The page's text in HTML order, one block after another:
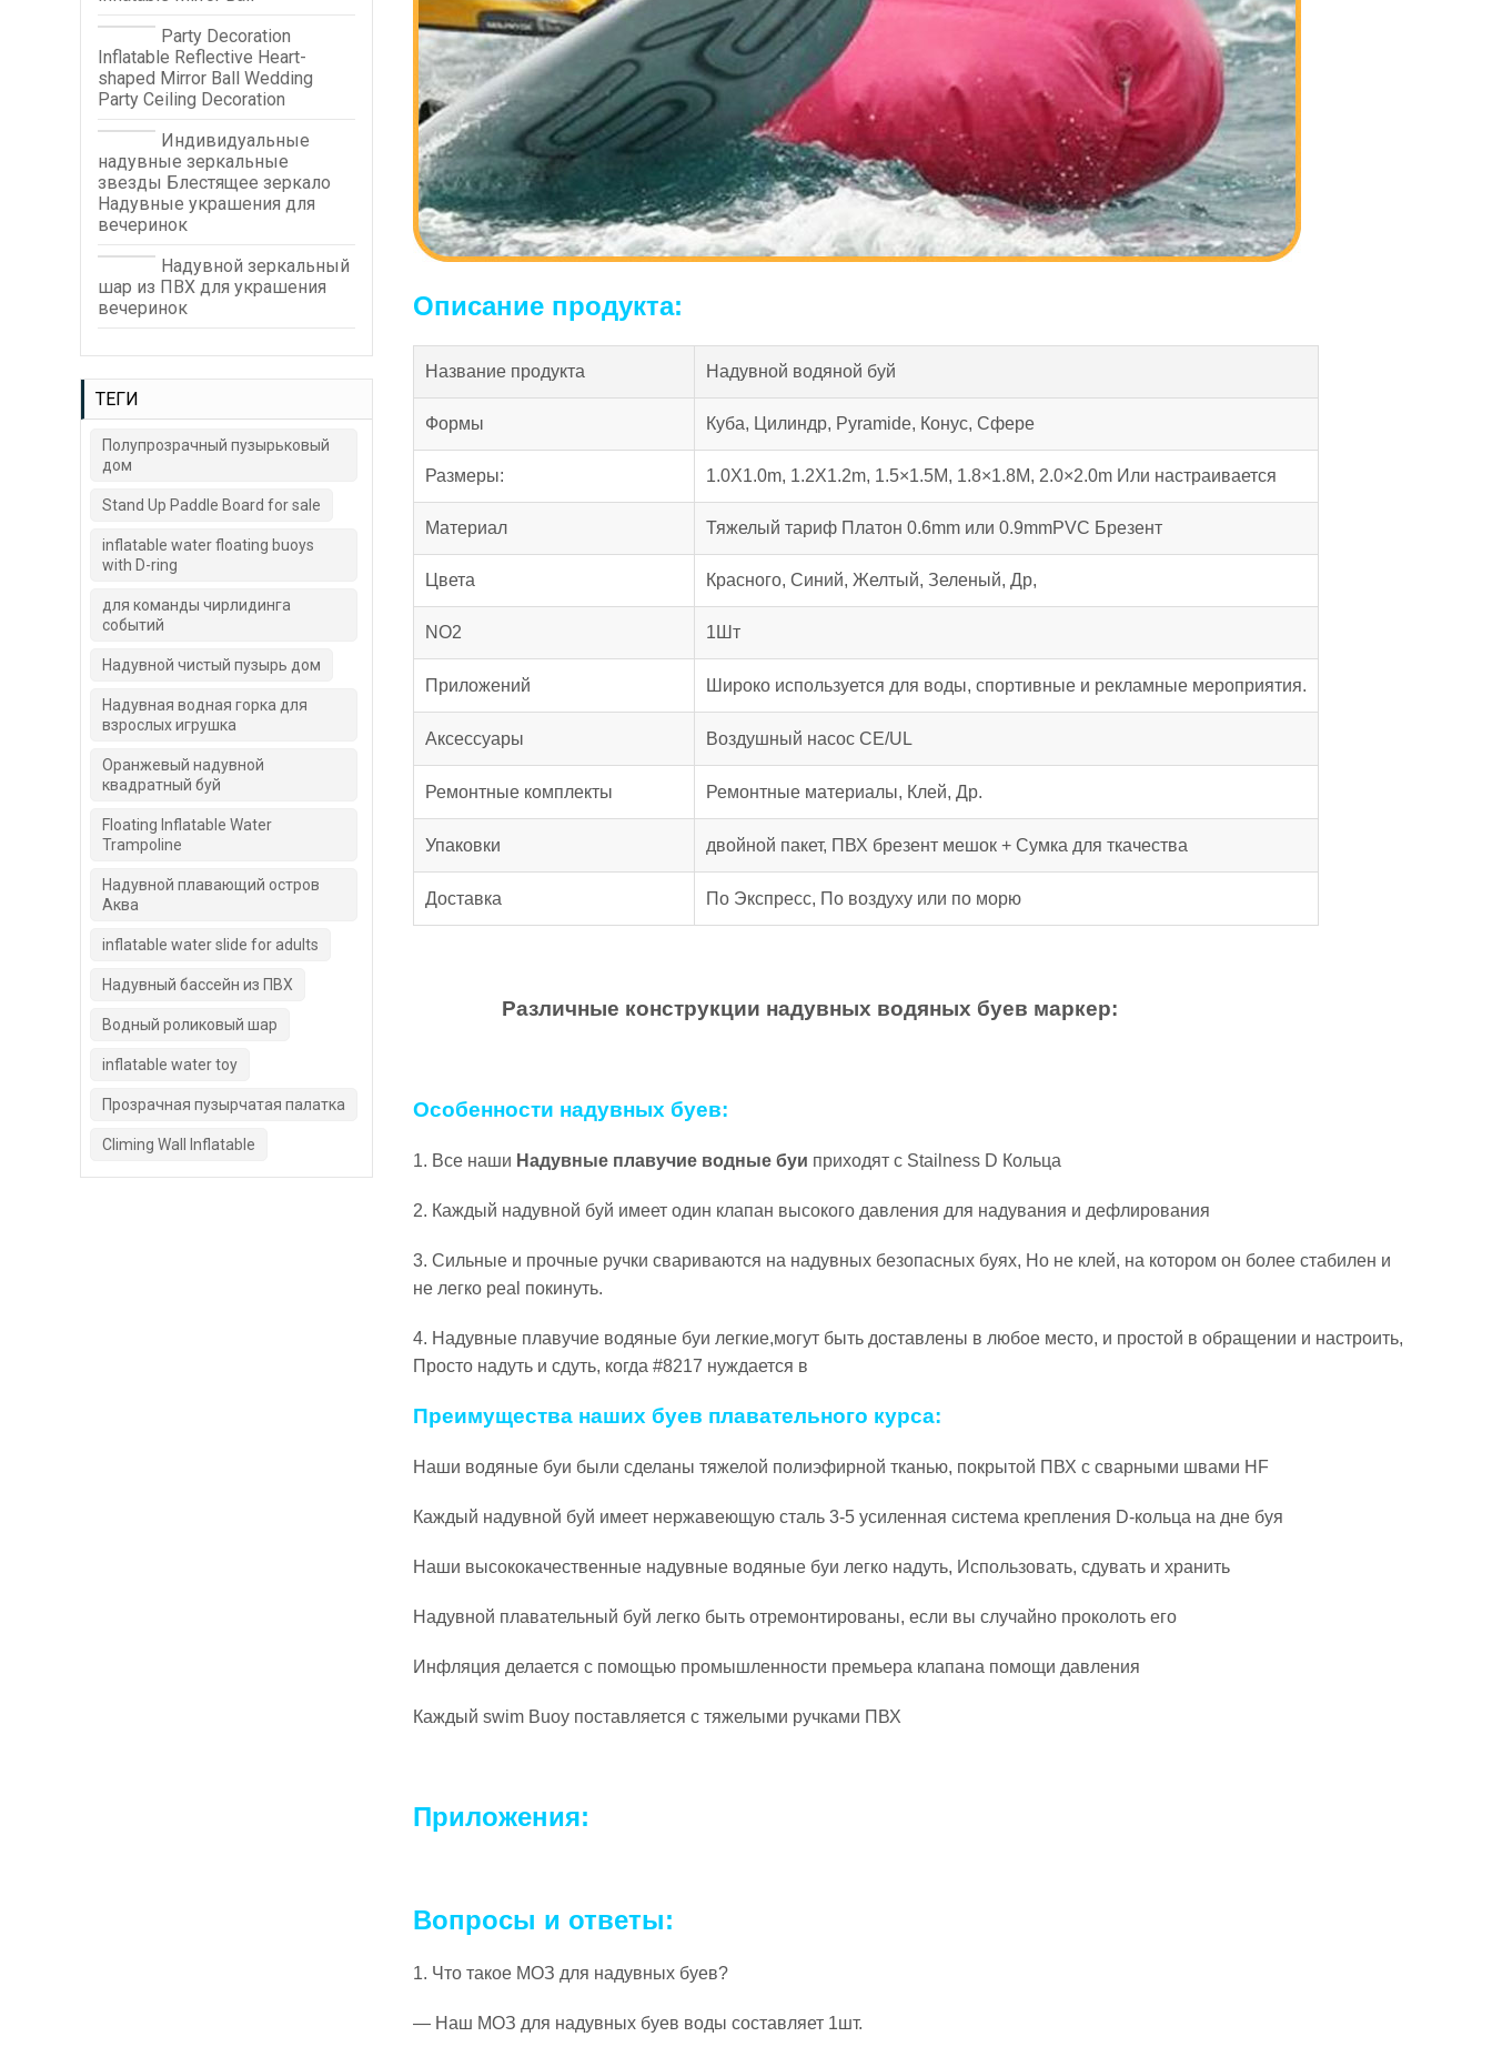
Описание продукта:
Название продукта Надувной водяной буй
Формы Куба, Цилиндр, Pyramide, Конус, Сфере
Размеры: 1.0X1.0m, 1.2X1.2m, 1.5×1.5М, 1.8×1.8М, 2.0×2.0m Или настраивается
Материал Тяжелый тариф Платон 0.6mm или 0.9mmPVC Брезент
Цвета Красного, Синий, Желтый, Зеленый, Др,
NO2 1Шт
Приложений Широко используется для воды, спортивные и рекламные мероприятия.
Аксессуары Воздушный насос CE/UL
Ремонтные комплекты Ремонтные материалы, Клей, Др.
Упаковки двойной пакет, ПВХ брезент мешок + Сумка для ткачества
Доставка По Экспресс, По воздуху или по морю
Различные конструкции надувных водяных буев маркер:
Особенности надувных буев:
1. Все наши Надувные плавучие водные буи приходят с Stailness D Кольца
2. Каждый надувной буй имеет один клапан высокого давления для надувания и дефлирования
3. Сильные и прочные ручки свариваются на надувных безопасных буях, Но не клей, на котором он более стабилен и
не легко peal покинуть.
4. Надувные плавучие водяные буи легкие,могут быть доставлены в любое место, и простой в обращении и настроить,
Просто надуть и сдуть, когда #8217 нуждается в
Преимущества наших буев плавательного курса:
Наши водяные буи были сделаны тяжелой полиэфирной тканью, покрытой ПВХ с сварными швами HF
Каждый надувной буй имеет нержавеющую сталь 3-5 усиленная система крепления D-кольца на дне буя
Наши высококачественные надувные водяные буи легко надуть, Использовать, сдувать и хранить
Надувной плавательный буй легко быть отремонтированы, если вы случайно проколоть его
Инфляция делается с помощью промышленности премьера клапана помощи давления
Каждый swim Buoy поставляется с тяжелыми ручками ПВХ
Приложения:
Вопросы и ответы:
1. Что такое МОЗ для надувных буев?
— Наш МОЗ для надувных буев воды составляет 1шт.
Party Decoration
Inflatable Reflective Heart-
shaped Mirror Ball Wedding
Party Ceiling Decoration
Индивидуальные
надувные зеркальные
звезды Блестящее зеркало
Надувные украшения для
вечеринок
Надувной зеркальный
шар из ПВХ для украшения
вечеринок
ТЕГИ
Полупрозрачный пузырьковый
дом
Stand Up Paddle Board for sale
inflatable water floating buoys
with D-ring
для команды чирлидинга
событий
Надувной чистый пузырь дом
Надувная водная горка для
взрослых игрушка
Оранжевый надувной
квадратный буй
Floating Inflatable Water
Trampoline
Надувной плавающий остров
Аква
inflatable water slide for adults
Надувный бассейн из ПВХ
Водный роликовый шар
inflatable water toy
Прозрачная пузырчатая палатка
Climing Wall Inflatable